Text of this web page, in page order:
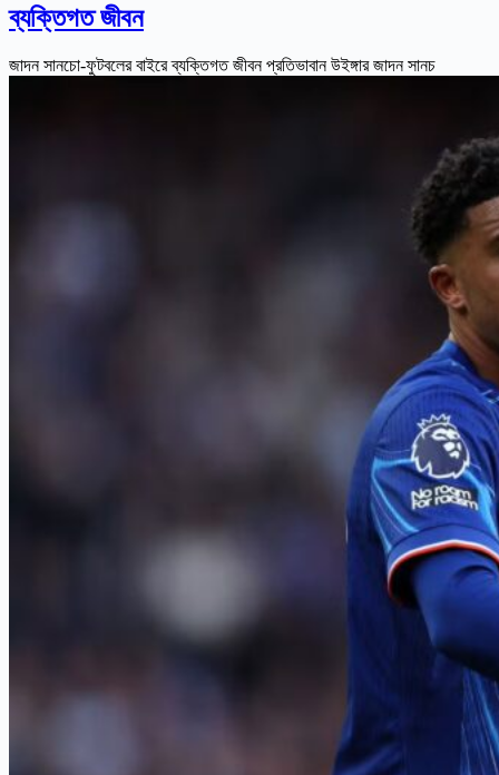
ব্যক্তিগত জীবন
জাদন সানচো-ফুটবলের বাইরে ব্যক্তিগত জীবন প্রতিভাবান উইঙ্গার জাদন সানচ